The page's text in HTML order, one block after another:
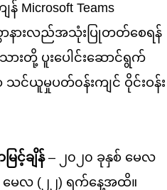
Microsoft Teams
စွာနားလည်အသုံးပြုတတ်စေရန်
ားတို့ ပူးပေါင်းဆောင်ရွက်
သင်ယူမှုပတ်၀န်းကျင် ဝိုင်းဝန်း
င့်ချိန်– ၂၀၂၀ ခုနှစ် မေလ
မေလ (၂၂) ရက်နေ့အထိ။